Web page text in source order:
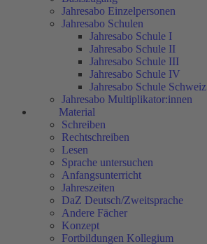
Jahresabo Einzelpersonen
Jahresabo Schulen
Jahresabo Schule I
Jahresabo Schule II
Jahresabo Schule III
Jahresabo Schule IV
Jahresabo Schule Schweiz
Jahresabo Multiplikator:innen
Material
Schreiben
Rechtschreiben
Lesen
Sprache untersuchen
Anfangsunterricht
Jahreszeiten
DaZ Deutsch/Zweitsprache
Andere Fächer
Konzept
Fortbildungen Kollegium